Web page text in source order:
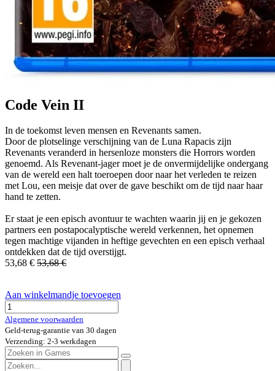
Code Vein II
In de toekomst leven mensen en Revenants samen.
Door de plotselinge verschijning van de Luna Rapacis zijn
Revenants veranderd in hersenloze monsters die Horrors worden
genoemd. Als Revenant-jager moet je de onvermijdelijke ondergang
van de wereld een halt toeroepen door naar het verleden te reizen
met Lou, een meisje dat over de gave beschikt om de tijd naar haar
hand te zetten.
Er staat je een episch avontuur te wachten waarin jij en je gekozen
partners een postapocalyptische wereld verkennen, het opnemen
tegen machtige vijanden in heftige gevechten en een episch verhaal
ontdekken dat de tijd overstijgt.
53,68 € 53,68€
Aan winkelmandje toevoegen
Algemene voorwaarden
Geld-terug-garantie van 30 dagen
Verzending: 2-3 werkdagen